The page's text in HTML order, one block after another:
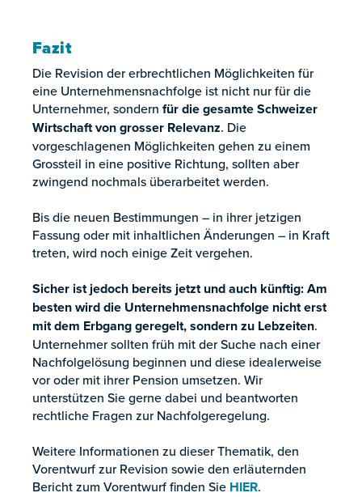
Fazit
Die Revision der erbrechtlichen Möglichkeiten für
eine Unternehmensnachfolge ist nicht nur für die
Unternehmer, sondern für die gesamte Schweizer
Wirtschaft von grosser Relevanz. Die
vorgeschlagenen Möglichkeiten gehen zu einem
Grossteil in eine positive Richtung, sollten aber
zwingend nochmals überarbeitet werden.
Bis die neuen Bestimmungen – in ihrer jetzigen
Fassung oder mit inhaltlichen Änderungen – in Kraft
treten, wird noch einige Zeit vergehen.
Sicher ist jedoch bereits jetzt und auch künftig: Am
besten wird die Unternehmensnachfolge nicht erst
mit dem Erbgang geregelt, sondern zu Lebzeiten.
Unternehmer sollten früh mit der Suche nach einer
Nachfolgelösung beginnen und diese idealerweise
vor oder mit ihrer Pension umsetzen. Wir
unterstützen Sie gerne dabei und beantworten
rechtliche Fragen zur Nachfolgeregelung.
Weitere Informationen zu dieser Thematik, den
Vorentwurf zur Revision sowie den erläuternden
Bericht zum Vorentwurf finden Sie HIER.